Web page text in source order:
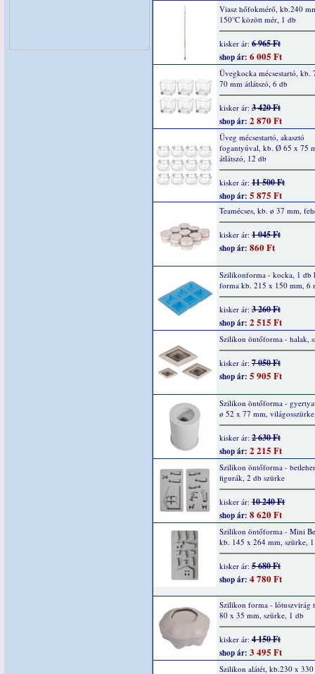
Viasz hőfokmérő, kb.240
150°C között mér, 1 db
kisker ár: 6 965 Ft
shop ár: 6 005 Ft
Üvegkocka mécsestartó, kb.
70 mm átlátszó, 6 db
kisker ár: 3 420 Ft
shop ár: 2 870 Ft
Üveg mécsestartó, akasztó
fogantyúval, kb. Ø 65 x 75
átlátszó, 12 db
kisker ár: 11 500 Ft
shop ár: 5 875 Ft
Teamécses, kb. ø 37 mm,
kisker ár: 1 045 Ft
shop ár: 860 Ft
Szilikonforma - kocka, 1 db
forma kb. 215 x 150 mm, 6
kisker ár: 3 260 Ft
shop ár: 2 515 Ft
Szilikon öntőforma - halak,
kisker ár: 7 050 Ft
shop ár: 5 905 Ft
Szilikon öntőforma -
ø 52 x 77 mm,
kisker ár: 2 630 Ft
shop ár: 2 215 Ft
Szilikon öntőforma -
figurák, 2 db szürke
kisker ár: 10 240 Ft
shop ár: 8 620 Ft
Szilikon öntőforma - Mini
kb. 145 x 264 mm, szürke,
kisker ár: 5 680 Ft
shop ár: 4 780 Ft
Szilikon forma - lótuszvirág
80 x 35 mm, szürke, 1 db
kisker ár: 4 150 Ft
shop ár: 3 495 Ft
Szilikon alátét, kb.230 x